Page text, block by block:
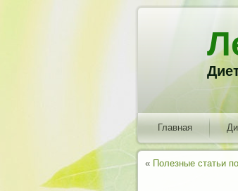
Главная
« Полезные статьи